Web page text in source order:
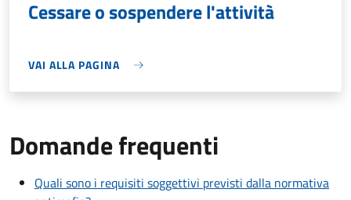
Cessare o sospendere l'attività
VAI ALLA PAGINA
Domande frequenti
Quali sono i requisiti soggettivi previsti dalla normativa